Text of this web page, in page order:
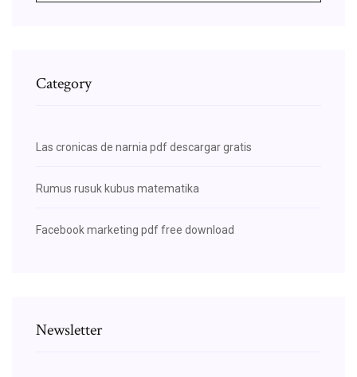
Category
Las cronicas de narnia pdf descargar gratis
Rumus rusuk kubus matematika
Facebook marketing pdf free download
Newsletter